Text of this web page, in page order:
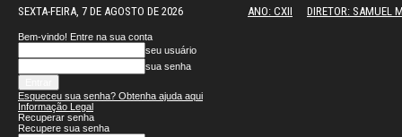
SEXTA-FEIRA, 7 DE AGOSTO DE 2026 ANO: CXII DIRETOR: SAMUEL
Bem-vindo! Entre na sua conta
seu usuário
sua senha
Esqueceu sua senha? Obtenha ajuda aqui
Informação Legal
Recuperar senha
Recupere sua senha